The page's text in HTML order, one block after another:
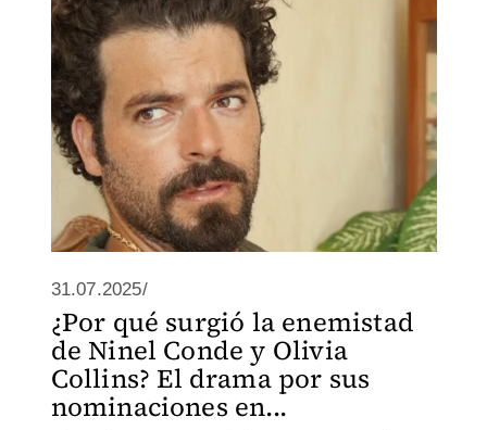
31.07.2025/
¿Por qué surgió la enemistad
de Ninel Conde y Olivia
Collins? El drama por sus
nominaciones en...